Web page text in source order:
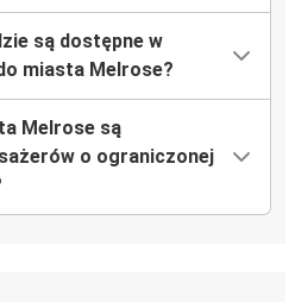
są dostępne w
miasta Melrose?
Melrose są
o ograniczonej